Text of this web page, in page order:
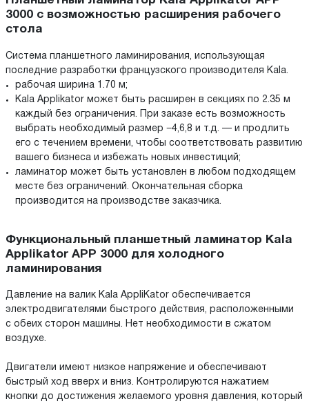
3000 с возможностью расширения рабочего
стола
Система планшетного ламинирования, использующая
последние разработки французского производителя Kala.
рабочая ширина 1.70 м;
Kala Applikator может быть расширен в секциях по 2.35 м
каждый без ограничения. При заказе есть возможность
выбрать необходимый размер −4,6,8 и т.д. — и продлить
его с течением времени, чтобы соответствовать развитию
вашего бизнеса и избежать новых инвестиций;
ламинатор может быть установлен в любом подходящем
месте без ограничений. Окончательная сборка
производится на производстве заказчика.
Функциональный планшетный ламинатор Kala
Applikator APP 3000 для холодного
ламинирования
Давление на валик Kala AppliKator обеспечивается
электродвигателями быстрого действия, расположенными
с обеих сторон машины. Нет необходимости в сжатом
воздухе.
Двигатели имеют низкое напряжение и обеспечивают
быстрый ход вверх и вниз. Контролируются нажатием
кнопки до достижения желаемого уровня давления, который